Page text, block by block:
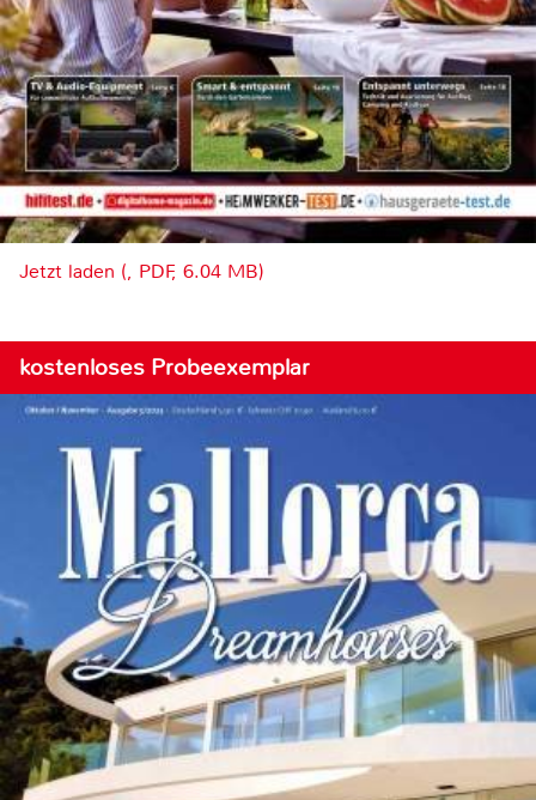
Jetzt laden (, PDF, 6.04 MB)
kostenloses Probeexemplar